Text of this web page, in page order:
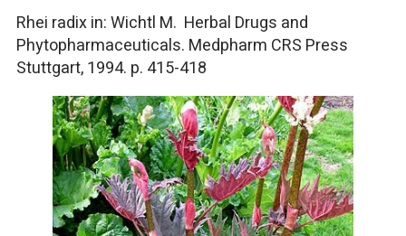
Rhei radix in: Wichtl M. Herbal Drugs and
Phytopharmaceuticals. Medpharm CRS Press
Stuttgart, 1994. p. 415-418